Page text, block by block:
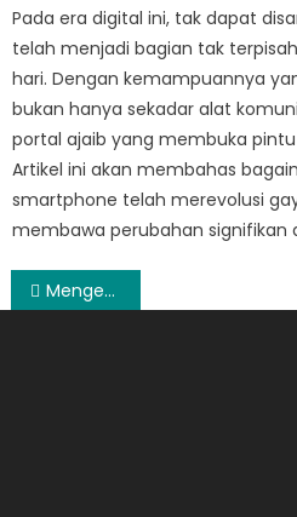
Pada era digital ini, tak dapat
telah menjadi bagian tak
hari. Dengan kemampuannya
bukan hanya sekadar alat
portal ajaib yang membuka
Artikel ini akan membahas
smartphone telah merevolusi
membawa perubahan signifikan
Post
Mengenal Fungsi Hardisk